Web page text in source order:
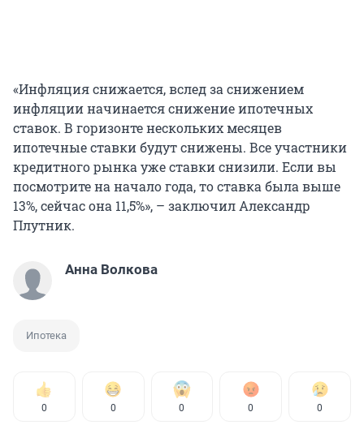
«Инфляция снижается, вслед за снижением
инфляции начинается снижение ипотечных
ставок. В горизонте нескольких месяцев
ипотечные ставки будут снижены. Все участники
кредитного рынка уже ставки снизили. Если вы
посмотрите на начало года, то ставка была выше
13%, сейчас она 11,5%», – заключил Александр
Плутник.
Анна Волкова
Ипотека
0 0 0 0 0